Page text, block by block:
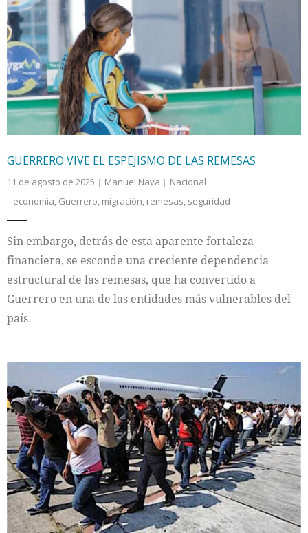
GUERRERO VIVE EL ESPEJISMO DE LAS REMESAS
11 de agosto de 2025 Manuel Nava
Nacional
economia, Guerrero, migración, remesas, seguridad
Sin embargo, detrás de esta aparente fortaleza
financiera, se esconde una creciente dependencia
estructural de las remesas, que ha convertido a
Guerrero en una de las entidades más vulnerables del
país.